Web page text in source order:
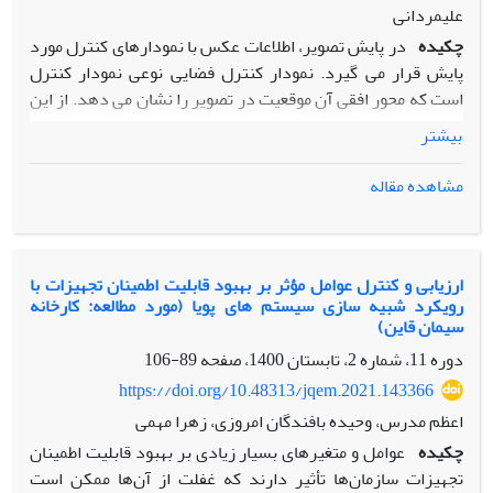
علیمردانی
چکیده در پایش تصویر، اطلاعات عکس با نمودارهای کنترل مورد
پایش قرار می گیرد. نمودار کنترل فضایی نوعی نمودار کنترل
است که محور افقی آن موقعیت در تصویر را نشان می دهد. از این
نمودارها برای پیدا کردن نقاط غیرطبیعی در عکس استفاده می
شود. ترموویژن شاخه ای از بینایی ماشین است که به بررسی
تصاویر مادون قرمز می پردازد. هرچند دوربینهای مادون قرمز
معیوب، اضافه بار و اتصالات سست استفاده می شوند، تصاویر تهیه
تحقیقات کمی هم که در این زمینه صورت گرفته از نمودار کنترل
استفاده نشده است. برای شناسایی نقصهای تابلوهای توزیع برق
باید تنوع تجهیزات مورد استفاده در تابلوهای برق، نبود داده کافی
برای آموزش مدلهای شناسایی الگو، خودهمبستگی و رفتار پیچیده
انتقال حرارت از طریق تابش، همرفت و رسانایی گرمایی در نظر
گرفته شود. نبود داده کافی برای آموزش مدلهای تشخیص الگو
مانند شبکه عصبی باعث شده است تا استفاده از نمودارهای
کنترل فضایی نسبت به این روشها مزیت نسبی پیدا کند. در این
بیشتر
مشاهده مقاله
ارزیابی و کنترل عوامل مؤثر بر بهبود قابلیت اطمینان تجهیزات با
رویکرد شبیه سازی سیستم های پویا (مورد مطالعه: کارخانه
سیمان قاین)
دوره 11، شماره 2، تابستان 1400، صفحه
89-106
https://doi.org/10.48313/jqem.2021.143366
اعظم مدرس، وحیده بافندگان امروزی، زهرا مهمی
چکیده عوامل و متغیرهای بسیار زیادی بر بهبود قابلیت اطمینان
تجهیزات سازمان‌ها تأثیر دارند که غفلت از آن‌ها ممکن است